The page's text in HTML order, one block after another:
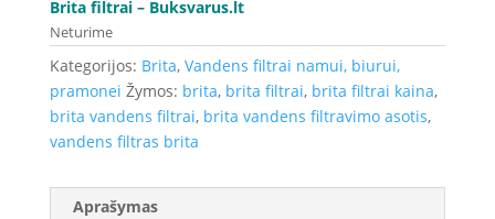
Brita filtrai– Buksvarus.lt
Neturime
Kategorijos: Brita, Vandens filtrai namui, biurui,
pramonei Žymos: brita, brita filtrai, brita filtrai kaina,
brita vandens filtrai, brita vandens filtravimo asotis,
vandens filtras brita
Aprašymas